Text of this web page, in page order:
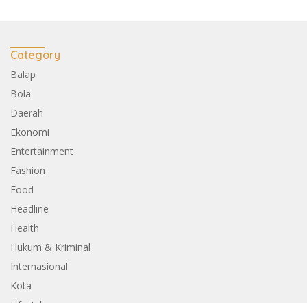
Category
Balap
Bola
Daerah
Ekonomi
Entertainment
Fashion
Food
Headline
Health
Hukum & Kriminal
Internasional
Kota